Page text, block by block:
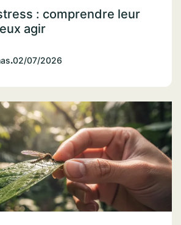
: comprendre leur
agir
.02/07/2026